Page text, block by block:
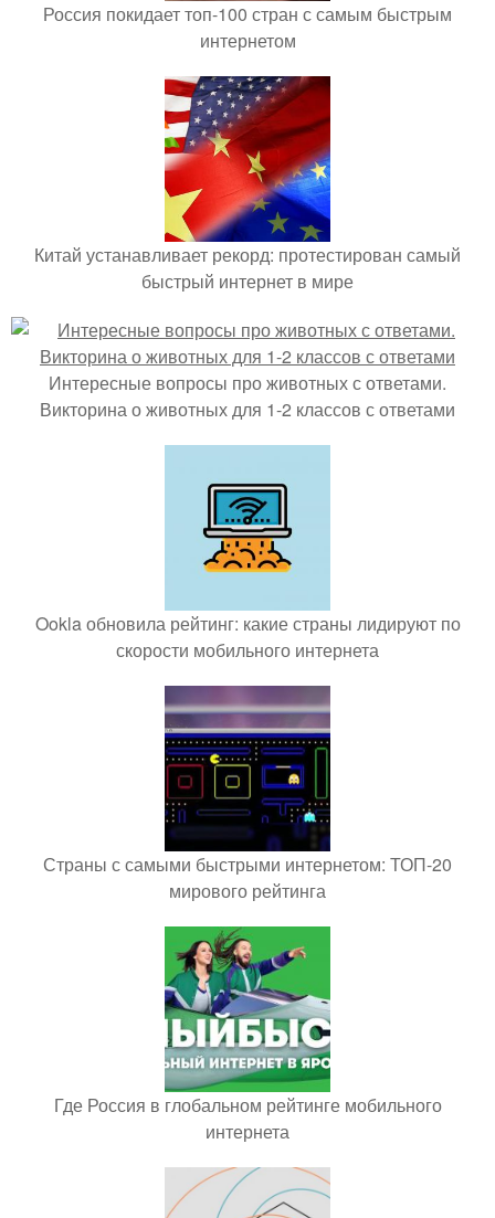
Россия покидает топ-100 стран с самым быстрым
интернетом
Китай устанавливает рекорд: протестирован самый
быстрый интернет в мире
Интересные вопросы про животных с ответами.
Викторина о животных для 1-2 классов с ответами
Ookla обновила рейтинг: какие страны лидируют по
скорости мобильного интернета
Страны с самыми быстрыми интернетом: ТОП-20
мирового рейтинга
Где Россия в глобальном рейтинге мобильного
интернета